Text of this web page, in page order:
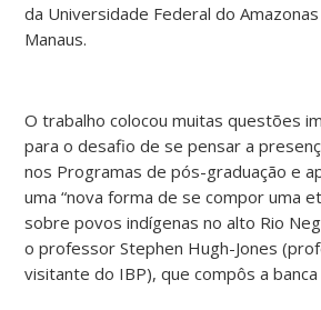
da Universidade Federal do
Manaus.
O trabalho colocou muitas questões
para o desafio de se pensar a
nos Programas de pós-graduação e
uma “nova forma de se compor uma
sobre povos indígenas no alto Rio
o professor Stephen Hugh-Jones
visitante do IBP), que compôs a banca